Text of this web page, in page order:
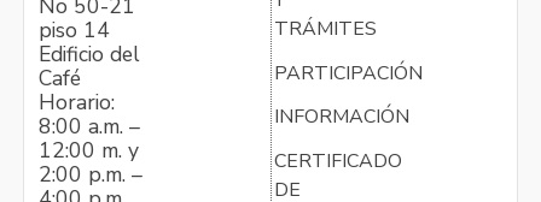
No 50-21
piso 14
Edificio del
Café
Horario:
8:00 a.m. –
12:00 m. y
2:00 p.m. –
TRÁMITES
PARTICIPACIÓN
INFORMACIÓN
CERTIFICADO
DE